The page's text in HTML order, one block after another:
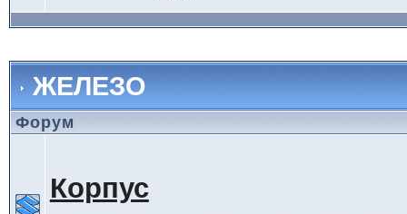
ЖЕЛЕЗО
Форум
Корпус